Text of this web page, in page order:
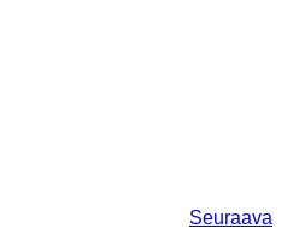
Seuraava